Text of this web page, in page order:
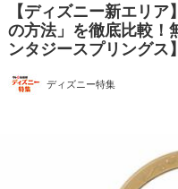
【ディズニー新エリ
の方法」を徹底比較！
ンタジースプリングス
ディズニー特集